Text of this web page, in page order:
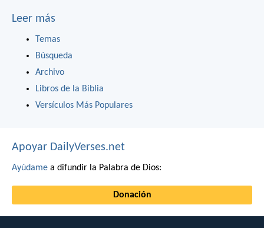
Leer más
Temas
Búsqueda
Archivo
Libros de la Biblia
Versículos Más Populares
Apoyar DailyVerses.net
Ayúdame a difundir la Palabra de Dios:
Donación